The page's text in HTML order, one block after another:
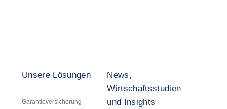
Unsere Lösungen
Garantieversicherung
News,
Wirtschaftsstudien
und Insights